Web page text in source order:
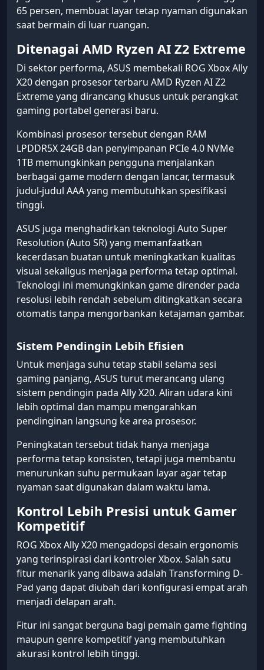
65 persen, membuat layar tetap nyaman digunakan
saat bermain di luar ruangan.
Ditenagai AMD Ryzen AI Z2 Extreme
Di sektor performa, ASUS membekali ROG Xbox Ally
X20 dengan prosesor terbaru AMD Ryzen AI Z2
Extreme yang dirancang khusus untuk perangkat
gaming portabel generasi baru.
Kombinasi prosesor tersebut dengan RAM
LPDDR5X 24GB dan penyimpanan PCIe 4.0 NVMe
1TB memungkinkan pengguna menjalankan
berbagai game modern dengan lancar, termasuk
judul-judul AAA yang membutuhkan spesifikasi
tinggi.
ASUS juga menghadirkan teknologi Auto Super
Resolution (Auto SR) yang memanfaatkan
kecerdasan buatan untuk meningkatkan kualitas
visual sekaligus menjaga performa tetap optimal.
Teknologi ini memungkinkan game dirender pada
resolusi lebih rendah sebelum ditingkatkan secara
otomatis tanpa mengorbankan ketajaman gambar.
Sistem Pendingin Lebih Efisien
Untuk menjaga suhu tetap stabil selama sesi
gaming panjang, ASUS turut merancang ulang
sistem pendingin pada Ally X20. Aliran udara kini
lebih optimal dan mampu mengarahkan
pendinginan langsung ke area prosesor.
Peningkatan tersebut tidak hanya menjaga
performa tetap konsisten, tetapi juga membantu
menurunkan suhu permukaan layar agar tetap
nyaman saat digunakan dalam waktu lama.
Kontrol Lebih Presisi untuk Gamer
Kompetitif
ROG Xbox Ally X20 mengadopsi desain ergonomis
yang terinspirasi dari kontroler Xbox. Salah satu
fitur menarik yang dibawa adalah Transforming D-
Pad yang dapat diubah dari konfigurasi empat arah
menjadi delapan arah.
Fitur ini sangat berguna bagi pemain game fighting
maupun genre kompetitif yang membutuhkan
akurasi kontrol lebih tinggi.